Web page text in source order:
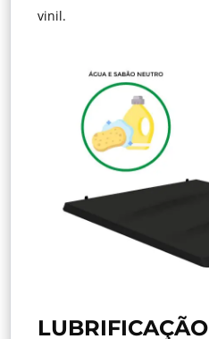
vinil.
LUBRIFICAÇÃO